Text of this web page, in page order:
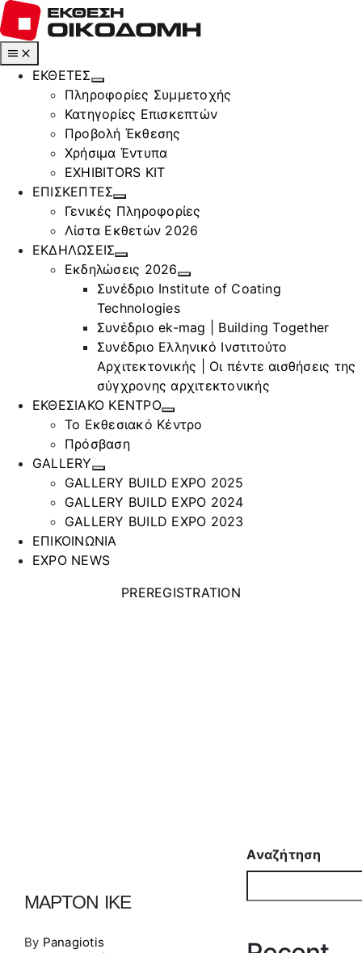
Μετάβαση
στο
περιεχόμενο
Toggle
Navigation
ΕΚΘΕΤΕΣ
Πληροφορίες Συμμετοχής
Κατηγορίες Επισκεπτών
Προβολή Έκθεσης
Χρήσιμα Έντυπα
EXHIBITORS KIT
ΕΠΙΣΚΕΠΤΕΣ
Γενικές Πληροφορίες
Λίστα Εκθετών 2026
ΕΚΔΗΛΩΣΕΙΣ
Εκδηλώσεις 2026
Συνέδριο Institute of Coating
Technologies
Συνέδριο ek-mag | Building Together
Συνέδριο Ελληνικό Ινστιτούτο
Αρχιτεκτονικής | Οι πέντε αισθήσεις της
σύγχρονης αρχιτεκτονικής
ΕΚΘΕΣΙΑΚΟ ΚΕΝΤΡΟ
Το Εκθεσιακό Κέντρο
Πρόσβαση
GALLERY
GALLERY BUILD EXPO 2025
GALLERY BUILD EXPO 2024
GALLERY BUILD EXPO 2023
ΕΠΙΚΟΙΝΩΝΙΑ
EXPO NEWS
PREREGISTRATION
ΜΑΡΤΟΝ ΙΚΕ
By Panagiotis
Αναζήτηση